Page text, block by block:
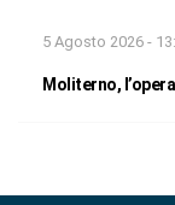
5 Agosto 2026 -
Moliterno,